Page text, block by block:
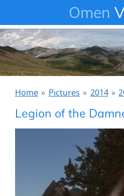
naar
de
hoofdinhoud
Omen
Home » Pictures » 2014 »
Legion of the